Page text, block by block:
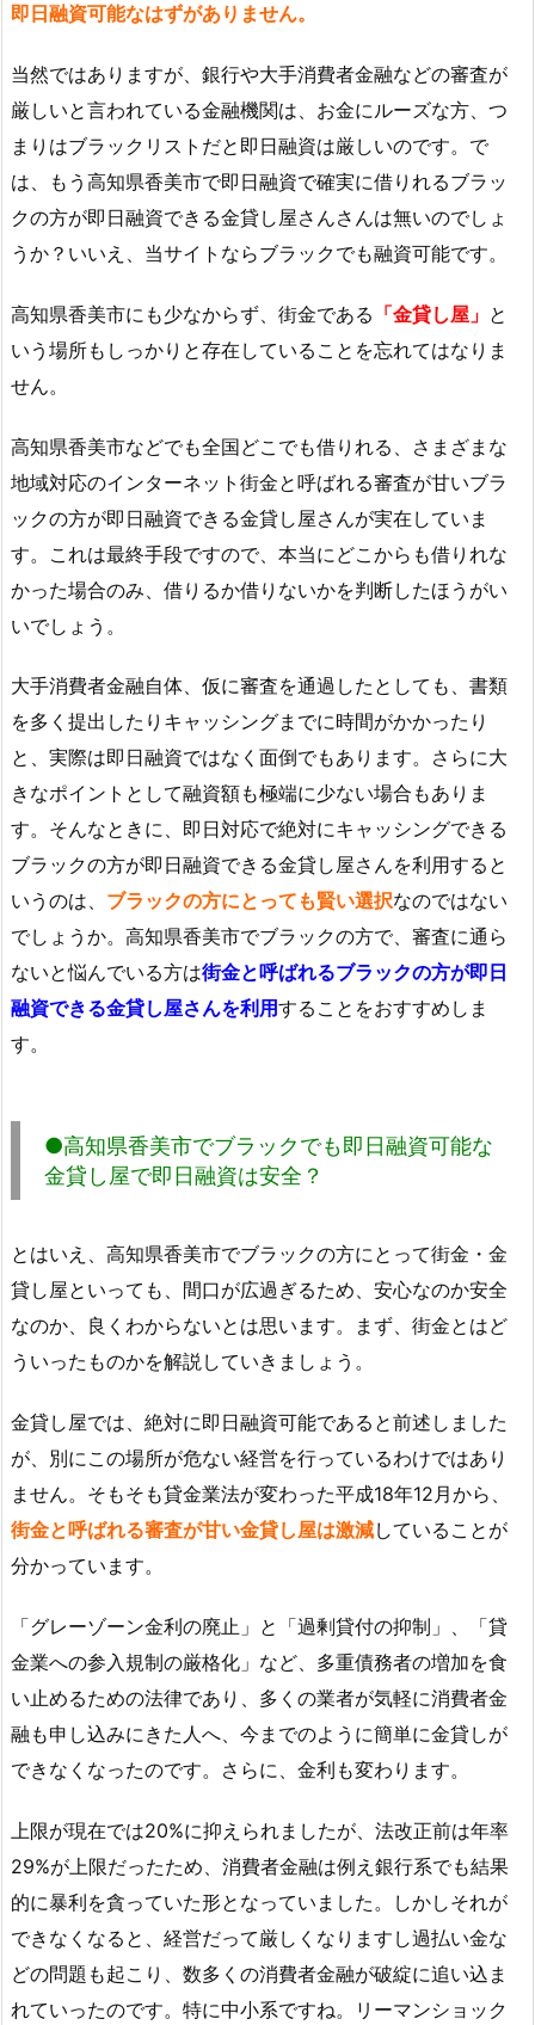
即日融資可能なはずがありません。
当然ではありますが、銀行や大手消費者金融などの審査が
厳しいと言われている金融機関は、お金にルーズな方、つ
まりはブラックリストだと即日融資は厳しいのです。で
は、もう高知県香美市で即日融資で確実に借りれるブラッ
クの方が即日融資できる金貸し屋さんさんは無いのでしょ
うか？いいえ、当サイトならブラックでも融資可能です。
高知県香美市にも少なからず、街金である 「金貸し屋」 と
いう場所もしっかりと存在していることを忘れてはなりま
せん。
高知県香美市などでも全国どこでも借りれる、さまざまな
地域対応のインターネット街金と呼ばれる審査が甘いブラ
ックの方が即日融資できる金貸し屋さんが実在していま
す。これは最終手段ですので、本当にどこからも借りれな
かった場合のみ、借りるか借りないかを判断したほうがい
いでしょう。
大手消費者金融自体、仮に審査を通過したとしても、書類
を多く提出したりキャッシングまでに時間がかかったり
と、実際は即日融資ではなく面倒でもあります。さらに大
きなポイントとして融資額も極端に少ない場合もありま
す。そんなときに、即日対応で絶対にキャッシングできる
ブラックの方が即日融資できる金貸し屋さんを利用すると
いうのは、 ブラックの方にとっても賢い選択なのではない
でしょうか。高知県香美市でブラックの方で、審査に通ら
ないと悩んでいる方は街金と呼ばれるブラックの方が即日
融資できる金貸し屋さんを利用することをおすすめしま
す。
●高知県香美市でブラックでも即日融資可能な
金貸し屋で即日融資は安全？
とはいえ、高知県香美市でブラックの方にとって街金・金
貸し屋といっても、間口が広過ぎるため、安心なのか安全
なのか、良くわからないとは思います。まず、街金とはど
ういったものかを解説していきましょう。
金貸し屋では、絶対に即日融資可能であると前述しました
が、別にこの場所が危ない経営を行っているわけではあり
ません。そもそも貸金業法が変わった平成18年12月から、
街金と呼ばれる審査が甘い金貸し屋は激減していることが
分かっています。
「グレーゾーン金利の廃止」と「過剰貸付の抑制」、「貸
金業への参入規制の厳格化」など、多重債務者の増加を食
い止めるための法律であり、多くの業者が気軽に消費者金
融も申し込みにきた人へ、今までのように簡単に金貸しが
できなくなったのです。さらに、金利も変わります。
上限が現在では20%に抑えられましたが、法改正前は年率
29%が上限だったため、消費者金融は例え銀行系でも結果
的に暴利を貪っていた形となっていました。しかしそれが
できなくなると、経営だって厳しくなりますし過払い金な
どの問題も起こり、数多くの消費者金融が破綻に追い込ま
れていったのです。特に中小系ですね。リーマンショック